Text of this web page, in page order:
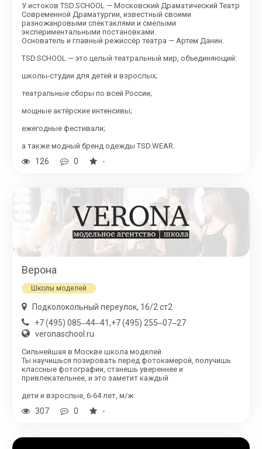
У истоков TSD.SCHOOL — Московский Драматический Театр
Современной Драматургии, известный своими
разножанровыми спектаклями и смелыми
экспериментальными постановками.
Основатель и главный режиссёр театра — Артем Данин.
TSD.SCHOOL — это целый театральный мир, объединяющий:
школы-студии для детей и взрослых;
театральные сборы по всей России;
мощные актёрские интенсивы;
ежегодные фестивали;
а также модный бренд одежды TSD.WEAR.
126 0 -
Верона
Школы моделей
​Подколокольный переулок, 16/2 ст2
+7 (495) 085‒44‒41,+7 (495) 255‒07‒27
veronaschool.ru
Сильнейшая в Москве школа моделей
Ты научишься позировать перед фотокамерой, получишь
классные фотографии, станешь увереннее и
привлекательнее, и это заметит каждый
дети и взрослые, 6-64 лет, м/ж
307 0 -